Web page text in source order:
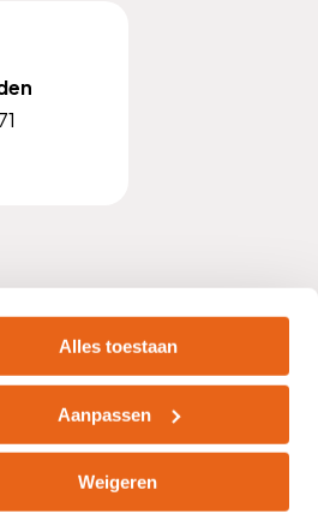
Alles toestaan
Aanpassen
Weigeren